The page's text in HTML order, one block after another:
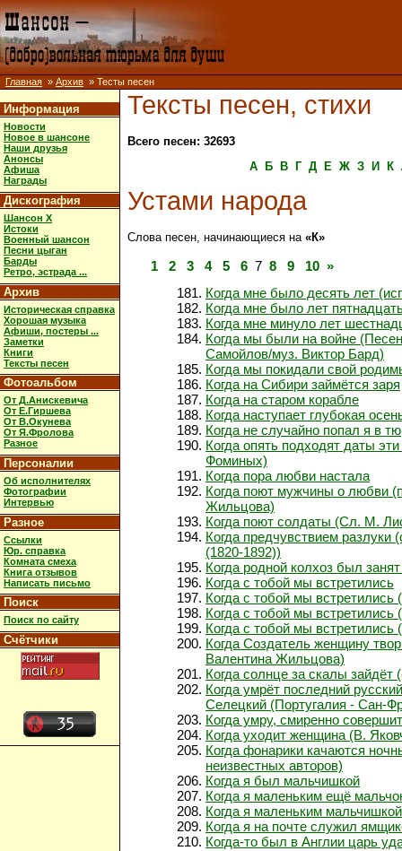
Главная » Архив » Тесты песен
Информация
Новости
Новое в шансоне
Наши друзья
Анонсы
Афиша
Награды
Дискография
Шансон X
Истоки
Военный шансон
Песни цыган
Барды
Ретро, эстрада ...
Архив
Историческая справка
Хорошая музыка
Афиши, постеры ...
Заметки
Книги
Тексты песен
Фотоальбом
От Д.Анискевича
От Е.Гиршева
От В.Окунева
От Я.Фролова
Разное
Персоналии
Об исполнителях
Фотографии
Интервью
Разное
Ссылки
Юр. справка
Комната смеха
Книга отзывов
Написать письмо
Поиск
Поиск по сайту
Счётчики
Тексты песен, стихи
Всего песен: 32693
А
Б В Г Д Е Ж З И К
Устами народа
Слова песен, начинающиеся на «К»
1 2 3 4 5 6 7 8 9 10 »
Когда мне было десять лет
Когда мне было лет
Когда мне минуло лет
Когда мы были на войне
Самойлов/муз. Виктор Бард)
Когда мы покидали свой
Когда на Сибири займётся заря
Когда на старом корабле
Когда наступает глубокая
Когда не случайно попал я в
Когда опять подходят даты
Фоминых)
Когда пора любви настала
Когда поют мужчины о любви
Жильцова)
Когда поют солдаты (Сл. М.
Когда предчувствием
(1820-1892))
Когда родной колхоз был
Когда с тобой мы встретились
Когда с тобой мы встретились
Когда с тобой мы встретились
Когда с тобой мы встретились
Когда Создатель женщину
Валентина Жильцова)
Когда солнце за скалы
Когда умрёт последний
Селецкий (Португалия - Сан-
Когда умру, смиренно
Когда уходит женщина (В.
Когда фонарики качаются
неизвестных авторов)
Когда я был мальчишкой
Когда я маленьким ещё
Когда я маленьким
Когда я на почте служил
Когда-то был в Англии царь